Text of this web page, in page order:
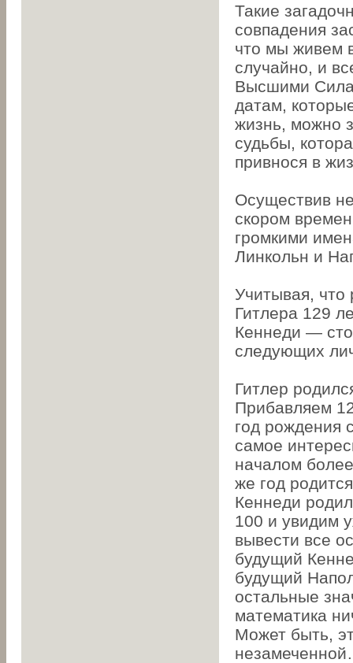
Такие
совпадения
что мы живем
случайно, и
Высшими
датам,
жизнь, можно
судьбы,
привнося в
Осуществив
скором
громкими
Линкольн и
Учитывая,
Гитлера 129
Кеннеди —
следующих
Гитлер
Прибавляем
год рождения
самое
началом
же год
Кеннеди
100 и увидим
вывести все
будущий
будущий
остальные
математика
Может быть,